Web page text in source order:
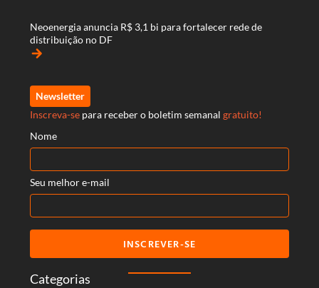
Categorias
Neoenergia anuncia R$ 3,1 bi para fortalecer rede de
distribuição no DF
arrow_forward
Newsletter
Inscreva-se para receber o boletim semanal gratuito!
Nome
Seu melhor e-mail
INSCREVER-SE